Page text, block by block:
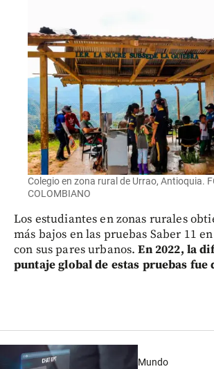
Colegio en zona rural de Urrao, Antioquia.
COLOMBIANO
Los estudiantes en zonas rurales
más bajos en las pruebas Saber 11
con sus pares urbanos.En 2022, la
puntaje global de estas pruebas fue
Mundo